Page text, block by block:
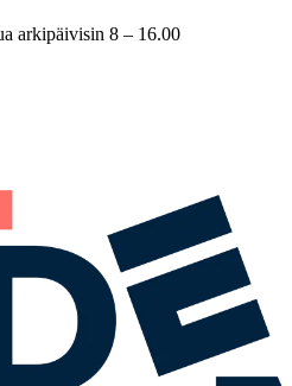
arkipäivisin 8 – 16.00